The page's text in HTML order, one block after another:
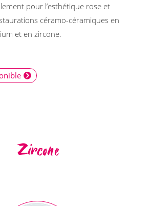
pour l’esthétique rose et
céramo-céramiques en
et en zircone.
Zircone